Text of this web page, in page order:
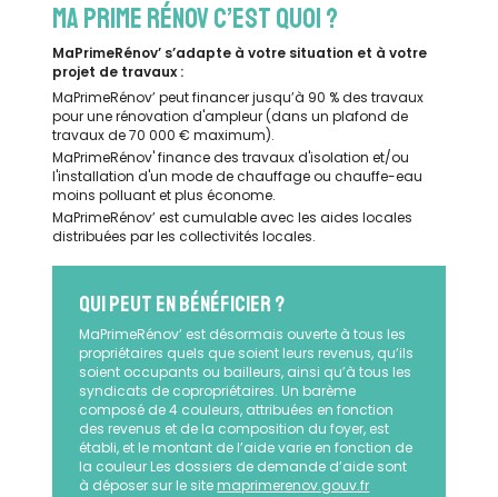
MA PRIME RÉNOV C’EST QUOI ?
MaPrimeRénov’ s’adapte à votre situation et à votre
projet de travaux :
MaPrimeRénov’ peut financer jusqu’à 90 % des travaux
pour une rénovation d'ampleur (dans un plafond de
travaux de 70 000 € maximum).
MaPrimeRénov' finance des travaux d'isolation et/ou
l'installation d'un mode de chauffage ou chauffe-eau
moins polluant et plus économe.
MaPrimeRénov’ est cumulable avec les aides locales
distribuées par les collectivités locales.
QUI PEUT EN BÉNÉFICIER ?
MaPrimeRénov’ est désormais ouverte à tous les
propriétaires quels que soient leurs revenus, qu’ils
soient occupants ou bailleurs, ainsi qu’à tous les
syndicats de copropriétaires. Un barème
composé de 4 couleurs, attribuées en fonction
des revenus et de la composition du foyer, est
établi, et le montant de l’aide varie en fonction de
la couleur Les dossiers de demande d’aide sont
à déposer sur le sitemaprimerenov.gouv.fr